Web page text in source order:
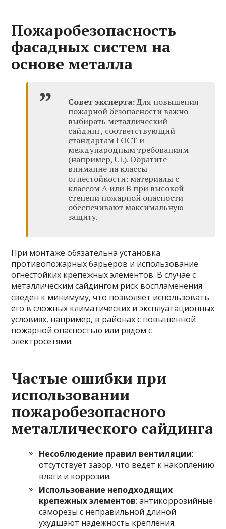
Пожаробезопасность
фасадных систем на
основе металла
Совет эксперта:Для повышения
пожарной безопасности важно
выбирать металлический
сайдинг, соответствующий
стандартам ГОСТ и
международным требованиям
(например, UL). Обратите
внимание на классы
огнестойкости: материалы с
классом A или B при высокой
степени пожарной опасности
обеспечивают максимальную
защиту.
При монтаже обязательна установка
противопожарных барьеров и использование
огнестойких крепежных элементов. В случае с
металлическим сайдингом риск воспламенения
сведен к минимуму, что позволяет использовать
его в сложных климатических и эксплуатационных
условиях, например, в районах с повышенной
пожарной опасностью или рядом с
электросетями.
Частые ошибки при
использовании
пожаробезопасного
металлического сайдинга
Несоблюдение правил вентиляции:
отсутствует зазор, что ведет к накоплению
влаги и коррозии.
Использование неподходящих
крепежных элементов: антикоррозийные
саморезы с неправильной длиной
ухудшают надежность крепления.